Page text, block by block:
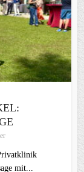
mit...